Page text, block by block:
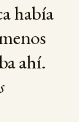
había
ahí.